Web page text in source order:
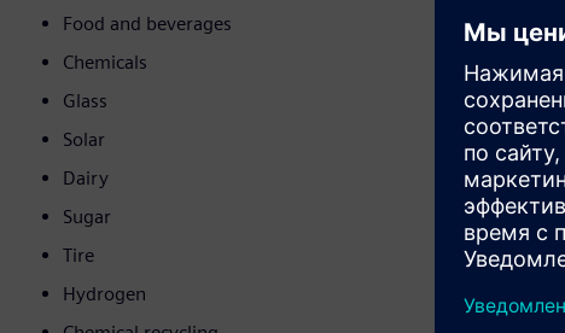
Food and beverages
Chemicals
Glass
Solar
Dairy
Sugar
Tire
Hydrogen